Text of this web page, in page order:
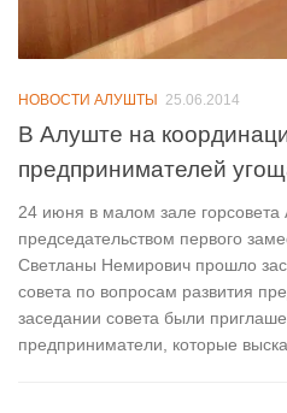
НОВОСТИ АЛУШТЫ 25.06.2014
В Алуште на
предпринимателей
24 июня в малом зале
председательством первого
Светланы Немирович прошло
совета по вопросам развития
заседании совета были
предприниматели, которые